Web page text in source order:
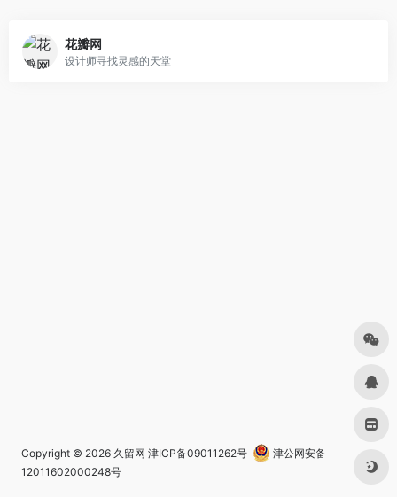
花瓣网
设计师寻找灵感的天堂
Copyright © 2026 久留网 津ICP备09011262号
津公网安备
12011602000248号